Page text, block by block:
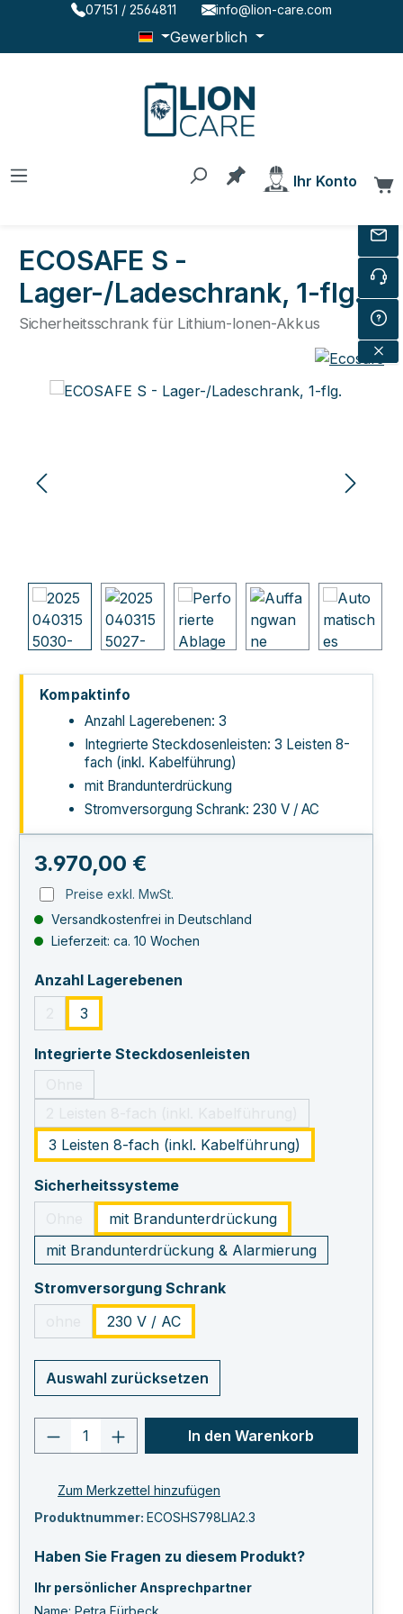
Zum Hauptinhalt springen
07151 / 2564811 info@lion-care.com
Gewerblich
Du hast 0 Produkte
Ihr Konto
ECOSAFE S -
Lager-/Ladeschrank, 1-flg.
Sicherheitsschrank für Lithium-Ionen-Akkus
Bildergalerie überspringen
Kompaktinfo
Anzahl Lagerebenen: 3
Integrierte Steckdosenleisten: 3 Leisten 8-
fach (inkl. Kabelführung)
mit Brandunterdrückung
Stromversorgung Schrank: 230 V / AC
Regulärer Preis:
3.970,00 €
Preise exkl. MwSt.
Versandkostenfrei in Deutschland
Lieferzeit: ca. 10 Wochen
Anzahl Lagerebenen
(Diese Option ist zurzeit nicht verfügbar.)
3
Integrierte Steckdosenleisten
3 Leisten 8-fach (inkl. Kabelführung)
Sicherheitssystemeauswählen
(Diese Option ist zurzeit nicht verfügbar.)
mit Brandunterdrückung
mit Brandunterdrückung & Alarmierung
Stromversorgung Schrankauswählen
(Diese Option ist zurzeit nicht verfügbar.)
230 V / AC
Auswahl zurücksetzen
Produkt Anzahl: Gib den
In den Warenkorb
Zum Merkzettel hinzufügen
Produktnummer: ECOSHS798LIA2.3
Haben Sie Fragen zu diesem Produkt?
Ihr persönlicher Ansprechpartner
Name: Petra Fürbeck